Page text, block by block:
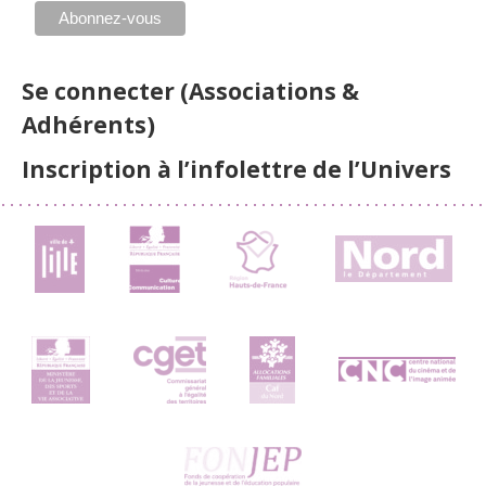
Se connecter (Associations &
Adhérents)
Inscription à l’infolettre de l’Univers